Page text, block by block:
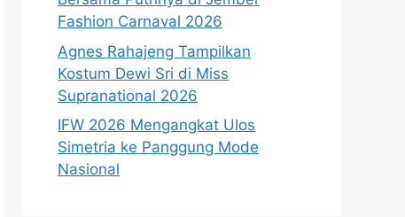
Fashion Carnaval 2026
Agnes Rahajeng Tampilkan
Kostum Dewi Sri di Miss
Supranational 2026
IFW 2026 Mengangkat Ulos
Simetria ke Panggung Mode
Nasional